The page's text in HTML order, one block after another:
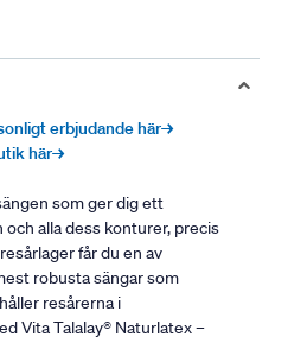
erbjudande här→
här→
som ger dig ett
alla dess konturer, precis
får du en av
robusta sängar som
resårerna i
Vita Talalay® Naturlatex –